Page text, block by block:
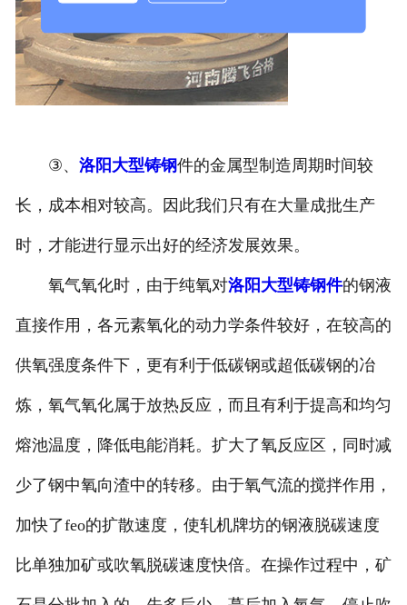
③、 洛阳大型铸钢件的金属型制造周期时间较
长，成本相对较高。因此我们只有在大量成批生产
时，才能进行显示出好的经济发展效果。
氧气氧化时，由于纯氧对洛阳大型铸钢件的钢液
直接作用，各元素氧化的动力学条件较好，在较高的
供氧强度条件下，更有利于低碳钢或超低碳钢的冶
炼，氧气氧化属于放热反应，而且有利于提高和均匀
熔池温度，降低电能消耗。扩大了氧反应区，同时减
少了钢中氧向渣中的转移。由于氧气流的搅拌作用，
加快了feo的扩散速度，使轧机牌坊的钢液脱碳速度
比单独加矿或吹氧脱碳速度快倍。在操作过程中，矿